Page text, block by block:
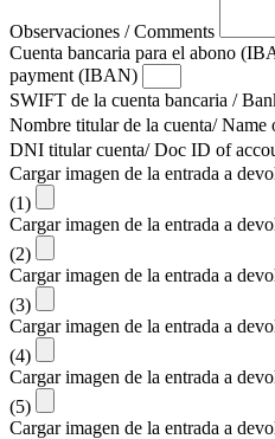
Observaciones / Comments
Cuenta bancaria para el abono
payment (IBAN)
SWIFT de la cuenta bancaria /
Nombre titular de la cuenta/
DNI titular cuenta/ Doc ID of
Cargar imagen de la entrada a
(1)
Cargar imagen de la entrada a
(2)
Cargar imagen de la entrada a
(3)
Cargar imagen de la entrada a
(4)
Cargar imagen de la entrada a
(5)
Cargar imagen de la entrada a